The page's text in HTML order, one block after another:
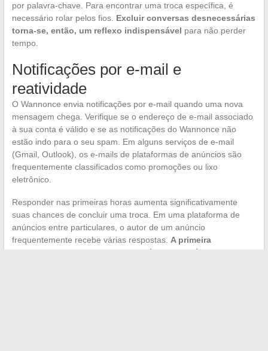
por palavra-chave. Para encontrar uma troca específica, é
necessário rolar pelos fios. Excluir conversas desnecessárias
torna-se, então, um reflexo indispensável para não perder
tempo.
Notificações por e-mail e
reatividade
O Wannonce envia notificações por e-mail quando uma nova
mensagem chega. Verifique se o endereço de e-mail associado
à sua conta é válido e se as notificações do Wannonce não
estão indo para o seu spam. Em alguns serviços de e-mail
(Gmail, Outlook), os e-mails de plataformas de anúncios são
frequentemente classificados como promoções ou lixo
eletrônico.
Responder nas primeiras horas aumenta significativamente
suas chances de concluir uma troca. Em uma plataforma de
anúncios entre particulares, o autor de um anúncio
frequentemente recebe várias respostas. A primeira
mensagem clara e personalizada é a que obtém uma